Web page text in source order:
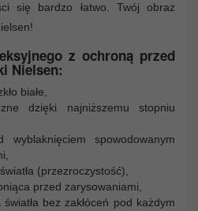
się bardzo łatwo. Twój obraz
z ochroną przed
Nielsen:
białe,
dzięki najniższemu stopniu
spowodowanym
(przezroczystość),
przed zarysowaniami,
bez zakłóceń pod każdym